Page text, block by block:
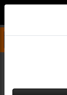
Drooff Ersatzteile